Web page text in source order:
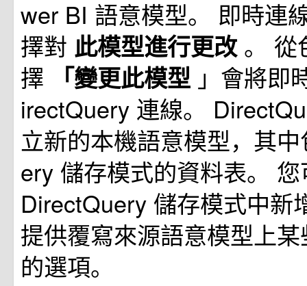
wer BI 語意模型。 即時連
擇對 此模型進行更改 。 從
擇
「變更此模型 」會將即
irectQuery 連線。
立新的本機語意模型，其
ery 儲存模式的資料表。
DirectQuery 儲存模式中新
提供覆寫來源語意模型上
的選項。